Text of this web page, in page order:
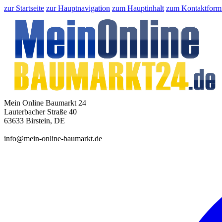
zur Startseite zur Hauptnavigation zum Hauptinhalt zum
Mein Online Baumarkt 24
Lauterbacher Straße 40
63633 Birstein, DE
info@mein-online-baumarkt.de